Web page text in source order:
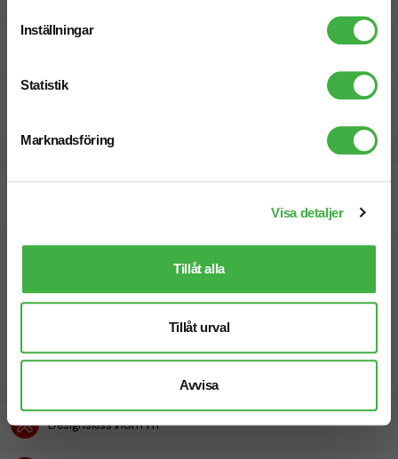
Inställningar
Statistik
Marknadsföring
Visa detaljer
Tillåt alla
Tillåt urval
Avvisa
16
Beräknad leveranstid: 27
Snabbare leverans? Kontakta oss.
Designskiss inom 1 h